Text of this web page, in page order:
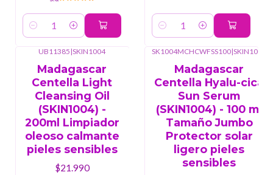
Cantidad Cantidad
UB11385|SKIN1004
Madagascar
Centella Light
Cleansing Oil
(SKIN1004) -
200ml Limpiador
oleoso calmante
pieles sensibles
$21.990
SK1004MCHCWFSS100|SKIN1004
Madagascar
Centella Hyalu-cica
Sun Serum
(SKIN1004) - 100 ml
Tamaño Jumbo
Protector solar
ligero pieles
sensibles